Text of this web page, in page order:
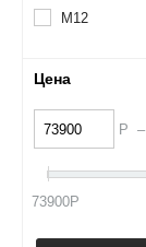
М12
Цена
Р –
73900Р